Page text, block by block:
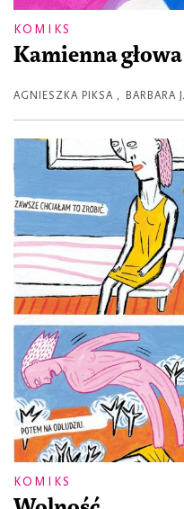
KOMIKS
Kamienna
AGNIESZKA PIKSA , BARBARA
KOMIKS